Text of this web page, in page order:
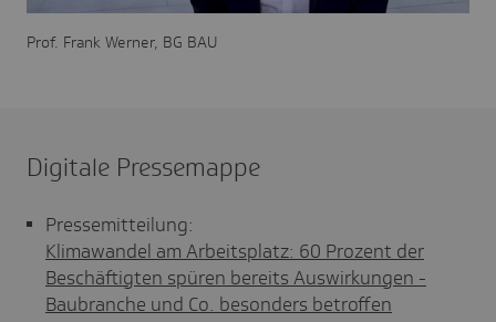
Prof. Frank Werner, BG BAU
Digitale Pressemappe
Pressemitteilung:
Klimawandel am Arbeitsplatz: 60 Prozent der
Beschäftigten spüren bereits Auswirkungen -
Baubranche und Co. besonders betroffen